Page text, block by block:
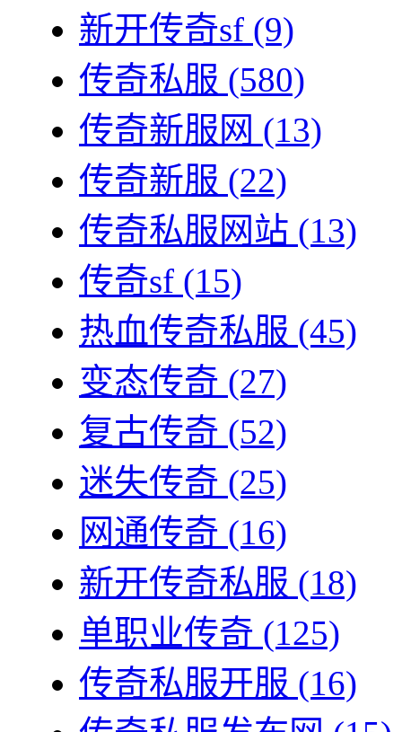
新开传奇sf (9)
传奇私服 (580)
传奇新服网 (13)
传奇新服 (22)
传奇私服网站 (13)
传奇sf (15)
热血传奇私服 (45)
变态传奇 (27)
复古传奇 (52)
迷失传奇 (25)
网通传奇 (16)
新开传奇私服 (18)
单职业传奇 (125)
传奇私服开服 (16)